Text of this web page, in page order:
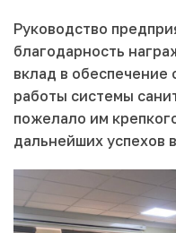
Руководство
благодарность
вклад в обеспечение
работы системы
пожелало им
дальнейших успехов